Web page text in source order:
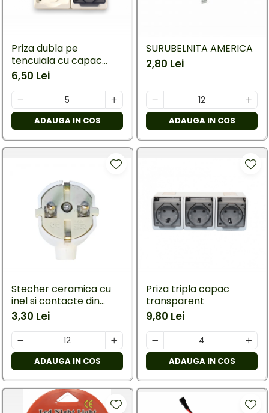
Priza dubla pe
tencuiala cu capac
transparent-contacte
din cupru
6,50 Lei
ADAUGA IN COS
SURUBELNITA AMERICA
2,80 Lei
ADAUGA IN COS
Stecher ceramica cu
inel si contacte din
cupru
3,30 Lei
ADAUGA IN COS
Priza tripla capac
transparent
9,80 Lei
ADAUGA IN COS